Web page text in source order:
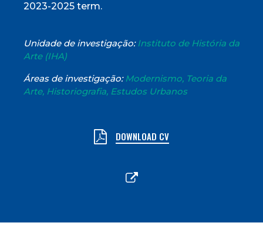
2023-2025 term.
Unidade de investigação:Instituto de História da
Arte (IHA)
Áreas de investigação:Modernismo, Teoria da
Arte, Historiografia, Estudos Urbanos
DOWNLOAD CV